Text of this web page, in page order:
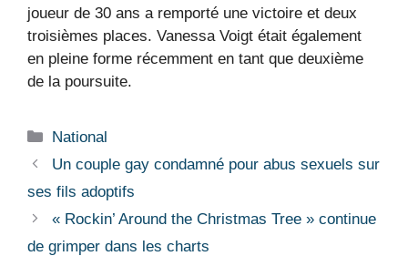
joueur de 30 ans a remporté une victoire et deux
troisièmes places. Vanessa Voigt était également
en pleine forme récemment en tant que deuxième
de la poursuite.
Catégories
National
Un couple gay condamné pour abus sexuels sur
ses fils adoptifs
« Rockin’ Around the Christmas Tree » continue
de grimper dans les charts